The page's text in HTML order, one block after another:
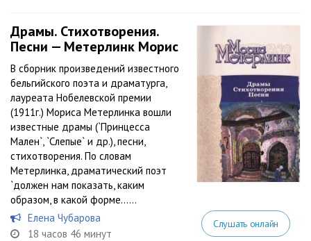
Драмы. Стихотворения.
Песни — Метерлинк Морис
В сборник произведений известного
бельгийского поэта и драматурга,
лауреата Нобелевской премии
(1911г.) Мориса Метерлинка вошли
известные драмы (`Принцесса
Мален`, `Слепые` и др.), песни,
стихотворения. По словам
Метерлинка, драматический поэт
`должен нам показать, каким
образом, в какой форме…...
Елена Чубарова
18 часов 46 минут
Слушать онлайн